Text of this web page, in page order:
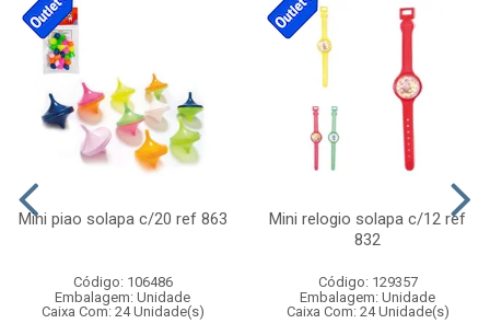
Mini piao solapa c/20 ref 863
Código: 106486
Embalagem: Unidade
Caixa Com: 24 Unidade(s)
Mini relogio solapa c/12 ref
832
Código: 129357
Embalagem: Unidade
Caixa Com: 24 Unidade(s)